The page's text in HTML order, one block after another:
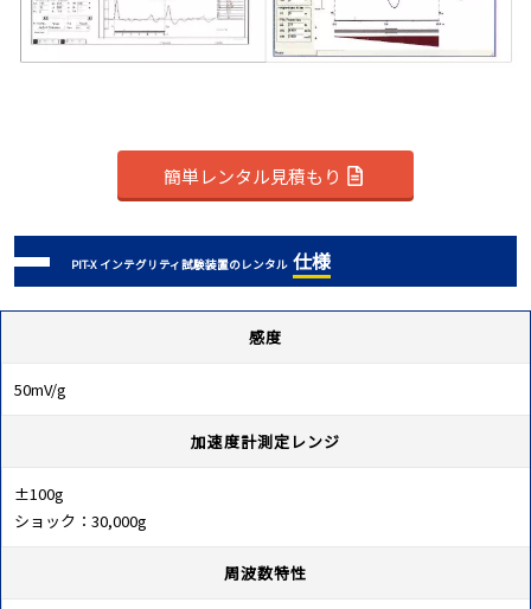
簡単レンタル見積もり
PIT-X インテグリティ試験装置のレンタル 仕様
感度
50mV/g
加速度計測定レンジ
±100g
ショック：30,000g
周波数特性